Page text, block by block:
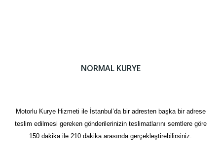
NORMAL KURYE
Motorlu Kurye Hizmeti ile İstanbul’da bir adresten başka bir adrese
teslim edilmesi gereken gönderilerinizin teslimatlarını semtlere göre
150 dakika ile 210 dakika arasında gerçekleştirebilirsiniz.